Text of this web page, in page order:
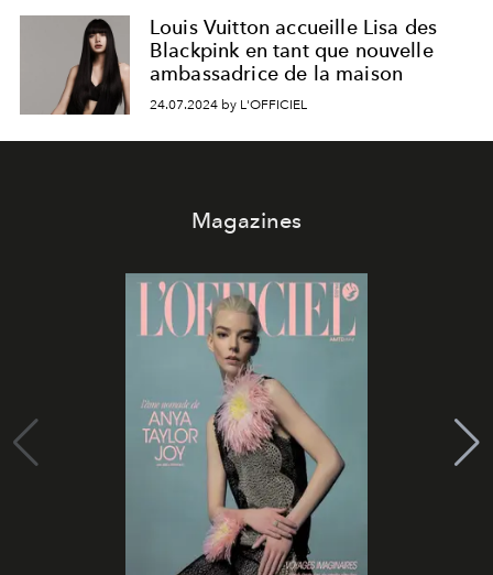
Louis Vuitton accueille Lisa des
Blackpink en tant que nouvelle
ambassadrice de la maison
24.07.2024 by L'OFFICIEL
Magazines